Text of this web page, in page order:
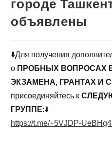
городе
объявлены
⬇️Для получения
о ПРОБНЫХ ВОПРОСАХ
ЭКЗАМЕНА, ГРАНТАХ И
присоединяйтесь к
ГРУППЕ:⬇️
https://t.me/+5VJDP-